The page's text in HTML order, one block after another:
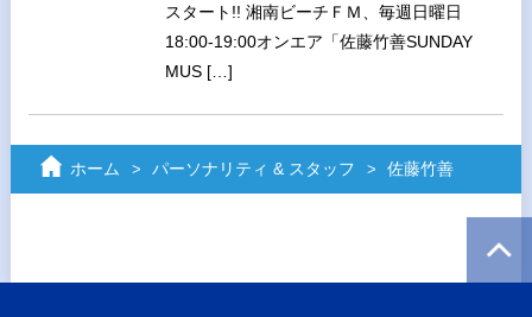
スタート!! 湘南ビーチＦＭ、毎週日曜日
18:00-19:00オンエア「佐藤竹善SUNDAY
MUS […]
ホーム パーソナリティ & スタッフ 佐藤竹善